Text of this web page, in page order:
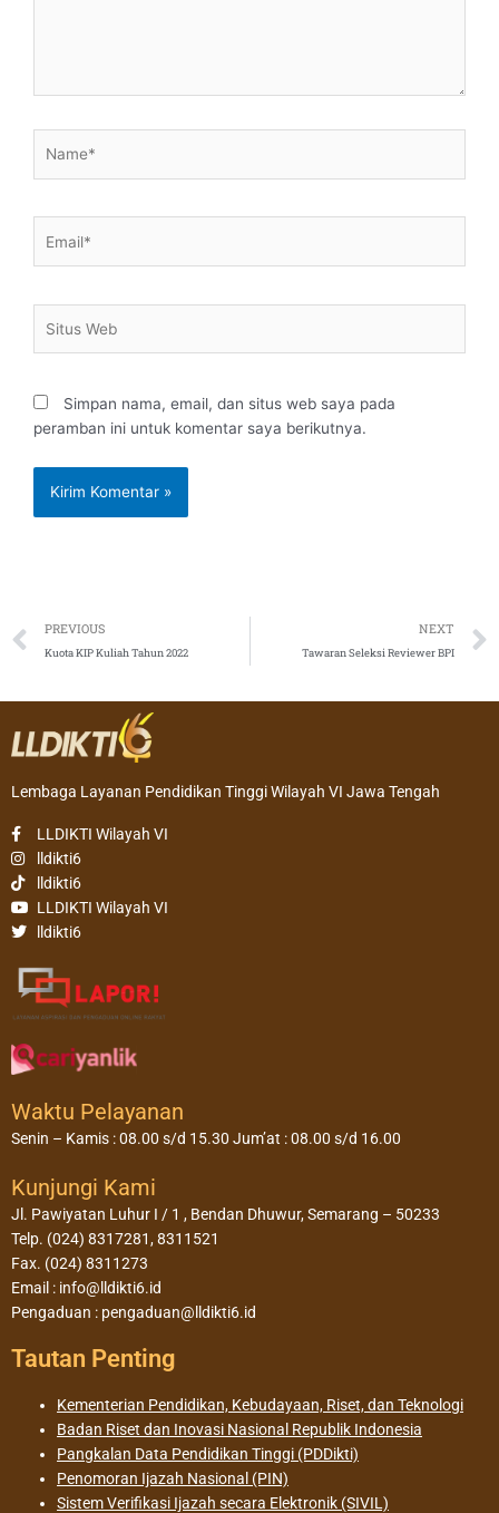
Web
Simpan nama, email, dan situs web saya pada
peramban ini untuk komentar saya berikutnya.
Prev
PREVIOUS
Kuota KIP Kuliah Tahun 2022
NEXT
Tawaran Seleksi Reviewer BPI
Lembaga Layanan Pendidikan Tinggi Wilayah VI Jawa Tengah
LLDIKTI Wilayah VI
lldikti6
lldikti6
LLDIKTI Wilayah VI
lldikti6
Waktu Pelayanan
Senin – Kamis : 08.00 s/d 15.30 Jum’at : 08.00 s/d 16.00
Kunjungi Kami
Jl. Pawiyatan Luhur I / 1 , Bendan Dhuwur, Semarang – 50233
Telp. (024) 8317281, 8311521
Fax. (024) 8311273
Email : info@lldikti6.id
Pengaduan : pengaduan@lldikti6.id
Tautan Penting
Kementerian Pendidikan, Kebudayaan, Riset, dan Teknologi
Badan Riset dan Inovasi Nasional Republik Indonesia
Pangkalan Data Pendidikan Tinggi (PDDikti)
Penomoran Ijazah Nasional (PIN)
Sistem Verifikasi Ijazah secara Elektronik (SIVIL)